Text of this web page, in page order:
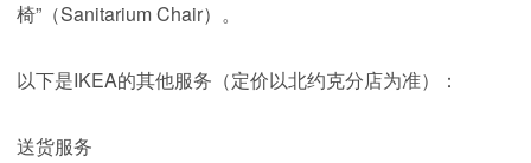
椅”（Sanitarium Chair）。
以下是IKEA的其他服务（定价以北约克分店为准）：
送货服务